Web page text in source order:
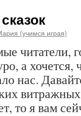
(учимся играя)
читатели,
а хочется,
нас.
то я вам